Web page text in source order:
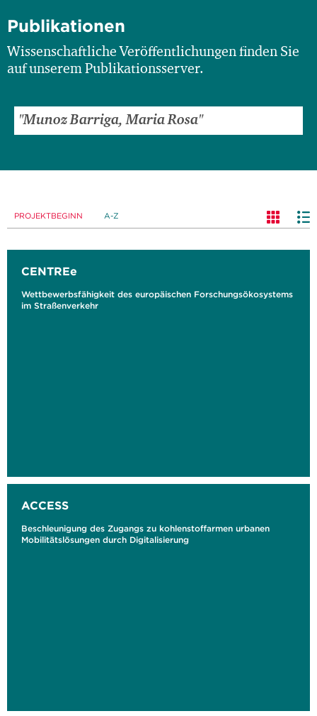
Publikationen
Wissenschaftliche Veröffentlichungen finden Sie
auf unserem Publikationsserver.
PROJEKTBEGINN A-Z
CENTREe
Wettbewerbsfähigkeit des europäischen Forschungsökosystems
im Straßenverkehr
ACCESS
Beschleunigung des Zugangs zu kohlenstoffarmen urbanen
Mobilitätslösungen durch Digitalisierung